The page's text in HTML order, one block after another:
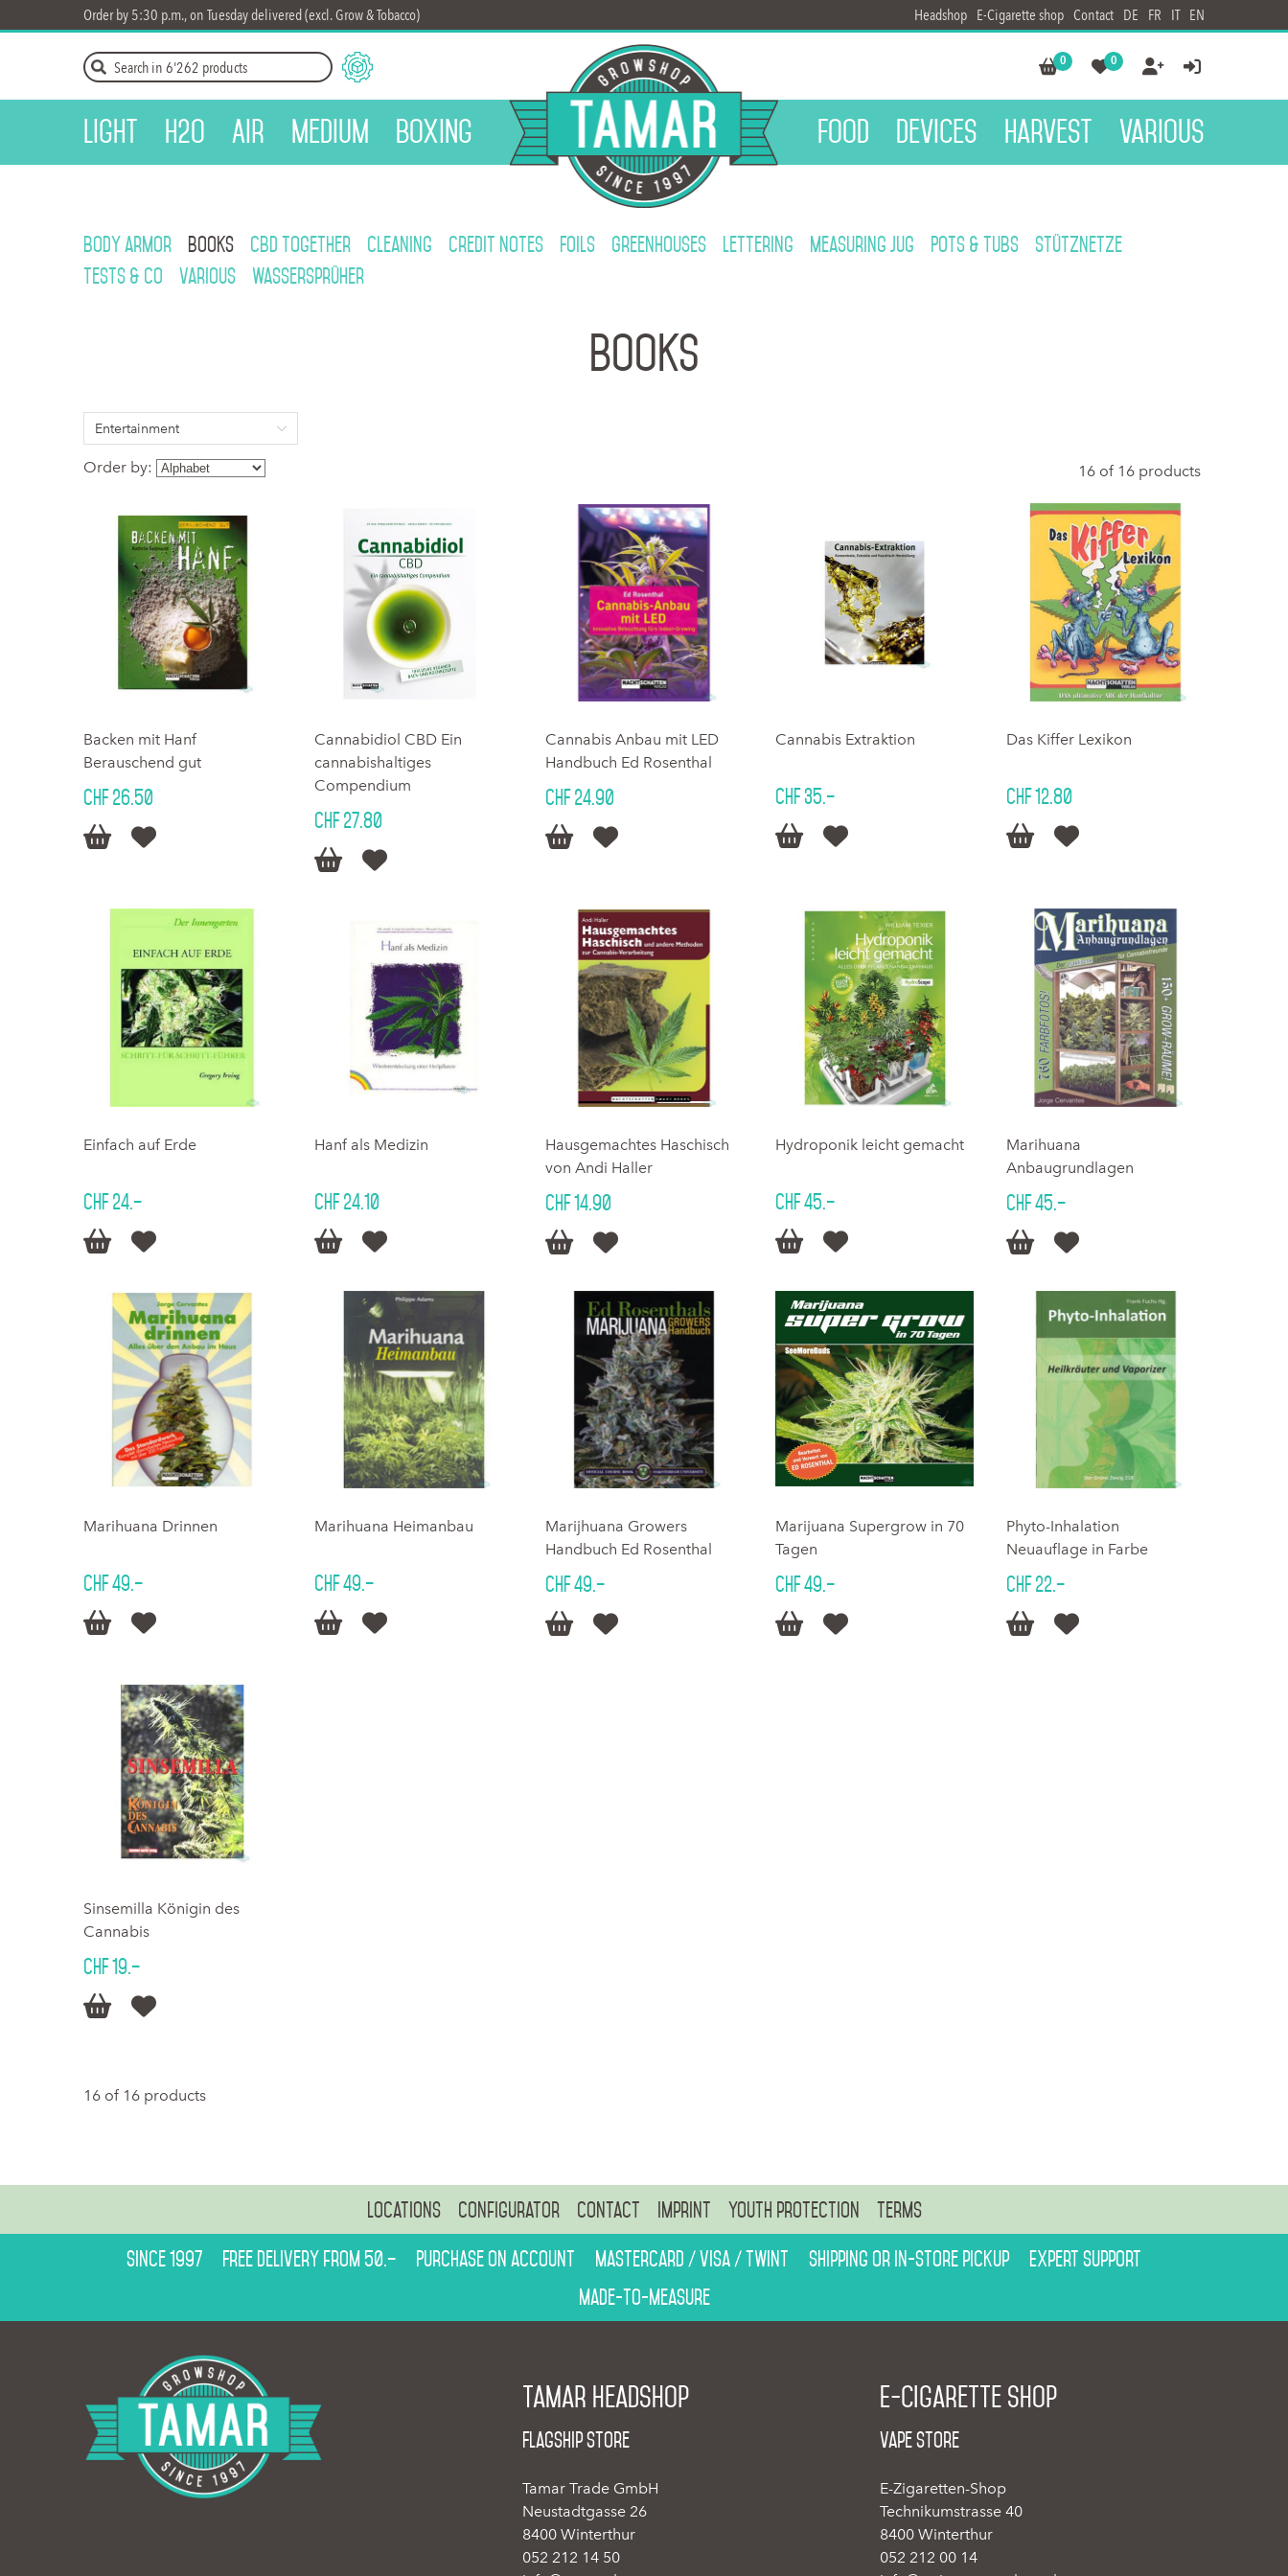
Order by 5:30 p.m., on Tuesday delivered (excl. Grow & Tobacco) Headshop E-Cigarette shop Contact DE FR IT EN
0 0  
Light H2O Air Medium Boxing Food Devices Harvest Various
Body armor Books CBD Together Cleaning Credit notes Foils Greenhouses Lettering Measuring jug Pots & Tubs
Stütznetze
Tests & Co
Various Wassersprüher
Books
Entertainment
Order by: 16 of 16 products
Backen mit Hanf
Berauschend gut
CHF 26.50
 
Cannabidiol CBD Ein
cannabishaltiges
Compendium
CHF 27.80
 
Cannabis Anbau mit LED
Handbuch Ed Rosenthal
CHF 24.90
 
Cannabis Extraktion
CHF 35.–
 
Das Kiffer Lexikon
CHF 12.80
 
Einfach auf Erde
CHF 24.–
 
Hanf als Medizin
CHF 24.10
 
Hausgemachtes Haschisch
von Andi Haller
CHF 14.90
 
Hydroponik leicht gemacht
CHF 45.–
 
Marihuana
Anbaugrundlagen
CHF 45.–
 
Marihuana Drinnen
CHF 49.–
 
Marihuana Heimanbau
CHF 49.–
 
Marijhuana Growers
Handbuch Ed Rosenthal
CHF 49.–
 
Marijuana Supergrow in 70
Tagen
CHF 49.–
 
Phyto-Inhalation
Neuauflage in Farbe
CHF 22.–
 
Sinsemilla Königin des
Cannabis
CHF 19.–
 
16 of 16 products
Locations Configurator Contact Imprint Youth protection Terms
Since 1997 Free delivery from 50.– Purchase on account Mastercard / Visa / Twint Shipping or in-store pickup
Expert support
Made-to-measure
Tamar Headshop
Flagship Store
Tamar Trade GmbH
Neustadtgasse 26
8400 Winterthur
052 212 14 50
E-cigarette shop
Vape Store
E-Zigaretten-Shop
Technikumstrasse 40
8400 Winterthur
052 212 00 14